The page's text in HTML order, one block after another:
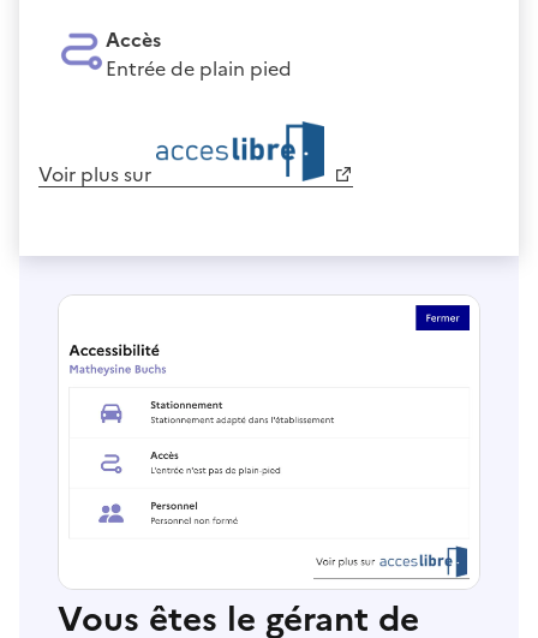
Accès
Entrée de plain pied
Voir plus sur
Vous êtes le gérant de